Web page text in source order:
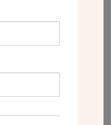
BISSARA-